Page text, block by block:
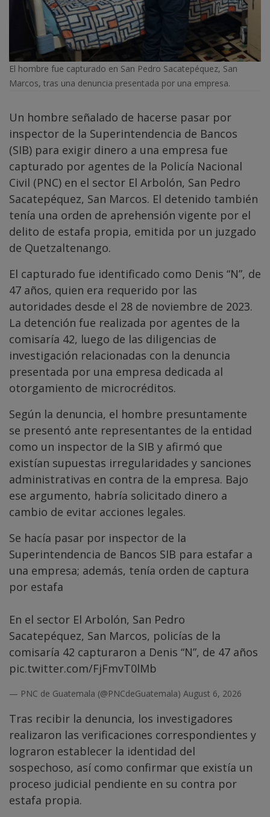
El hombre fue capturado en San Pedro Sacatepéquez, San
Marcos, tras una denuncia presentada por una empresa.
Un hombre señalado de hacerse pasar por
inspector de la Superintendencia de Bancos
(SIB) para exigir dinero a una empresa fue
capturado por agentes de la Policía Nacional
Civil (PNC) en el sector El Arbolón, San Pedro
Sacatepéquez, San Marcos. El detenido también
tenía una orden de aprehensión vigente por el
delito de estafa propia, emitida por un juzgado
de Quetzaltenango.
El capturado fue identificado como Denis “N”, de
47 años, quien era requerido por las
autoridades desde el 28 de noviembre de 2023.
La detención fue realizada por agentes de la
comisaría 42, luego de las diligencias de
investigación relacionadas con la denuncia
presentada por una empresa dedicada al
otorgamiento de microcréditos.
Según la denuncia, el hombre presuntamente
se presentó ante representantes de la entidad
como un inspector de la SIB y afirmó que
existían supuestas irregularidades y sanciones
administrativas en contra de la empresa. Bajo
ese argumento, habría solicitado dinero a
cambio de evitar acciones legales.
Se hacía pasar por inspector de la
Superintendencia de Bancos SIB para estafar a
una empresa; además, tenía orden de captura
por estafa
En el sector El Arbolón, San Pedro
Sacatepéquez, San Marcos, policías de la
comisaría 42 capturaron a Denis “N”, de 47 años
pic.twitter.com/FjFmvT0lMb
— PNC de Guatemala (@PNCdeGuatemala) August 6, 2026
Tras recibir la denuncia, los investigadores
realizaron las verificaciones correspondientes y
lograron establecer la identidad del
sospechoso, así como confirmar que existía un
proceso judicial pendiente en su contra por
estafa propia.